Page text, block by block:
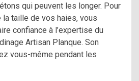
qui peuvent les longer. Pour
taille de vos haies, vous
confiance à l’expertise du
Artisan Planque. Son
vous-même pendant les